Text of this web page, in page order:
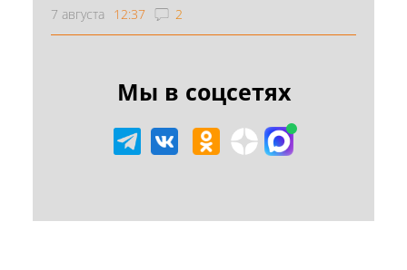
7 августа 12:37 2
Мы в соцсетях